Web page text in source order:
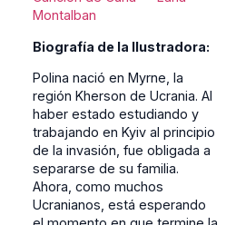
Montalban
Biografía de la Ilustradora:
Polina nació en Myrne, la
región Kherson de Ucrania. Al
haber estado estudiando y
trabajando en Kyiv al principio
de la invasión, fue obligada a
separarse de su familia.
Ahora, como muchos
Ucranianos, está esperando